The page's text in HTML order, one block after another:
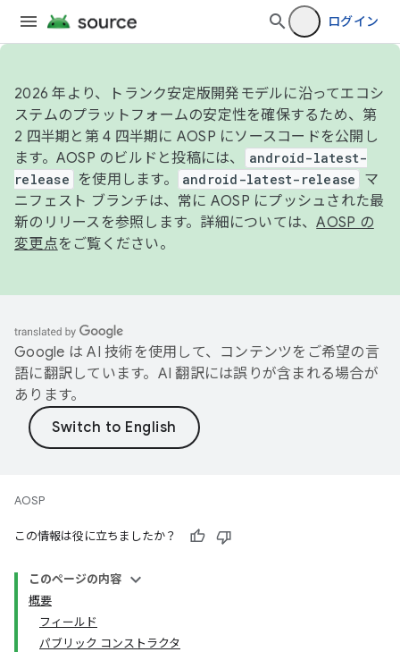
ログイン
2026 年より、トランク安定版開発モデルに沿ってエコシ
ステムのプラットフォームの安定性を確保するため、第
2 四半期と第 4 四半期に AOSP にソースコードを公開し
ます。AOSP のビルドと投稿には、
android-latest-
release
を使用します。 android-latest-release
マ
ニフェスト ブランチは、常に AOSP にプッシュされた最
新のリリースを参照します。詳細については、AOSP の
変更点をご覧ください。
Google は AI 技術を使用して、コンテンツをご希望の言
語に翻訳しています。AI 翻訳には誤りが含まれる場合が
あります。
AOSP
この情報は役に立ちましたか？
このページの内容
概要
フィールド
パブリック コンストラクタ